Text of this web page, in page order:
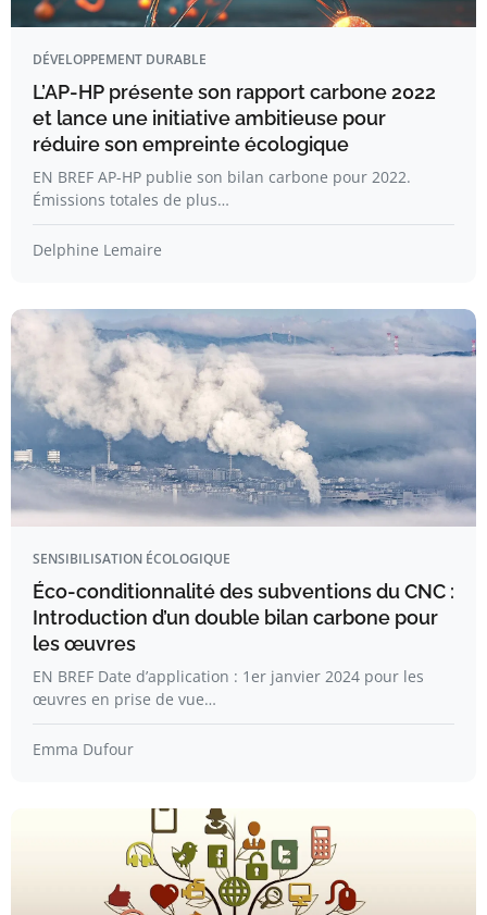
DÉVELOPPEMENT DURABLE
L’AP-HP présente son rapport carbone 2022
et lance une initiative ambitieuse pour
réduire son empreinte écologique
EN BREF AP-HP publie son bilan carbone pour 2022.
Émissions totales de plus…
Delphine Lemaire
SENSIBILISATION ÉCOLOGIQUE
Éco-conditionnalité des subventions du CNC :
Introduction d’un double bilan carbone pour
les œuvres
EN BREF Date d’application : 1er janvier 2024 pour les
œuvres en prise de vue…
Emma Dufour